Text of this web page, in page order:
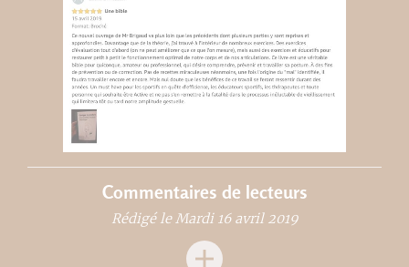
Commentaires de lecteurs
Rédigé le Mardi 16 avril 2019